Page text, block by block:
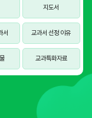
지도서
서 교과서 선정 이유
교과특화자료